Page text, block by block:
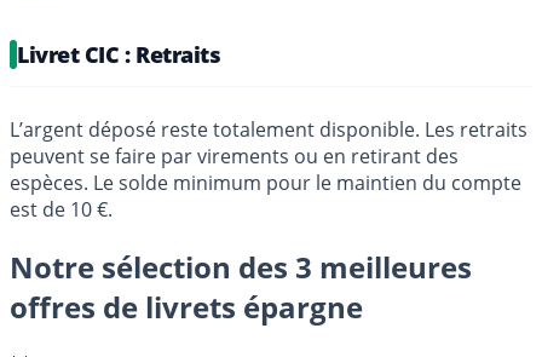
Livret CIC : Retraits
L’argent déposé reste totalement disponible. Les retraits
peuvent se faire par virements ou en retirant des
espèces. Le solde minimum pour le maintien du compte
est de 10 €.
Notre sélection des 3 meilleures
offres de livrets épargne